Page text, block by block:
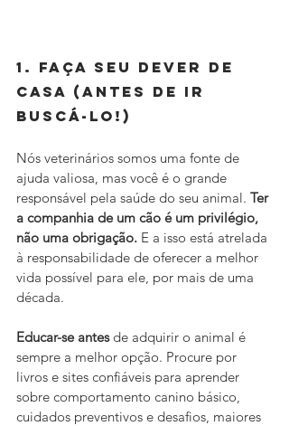
1. Faça seu dever de
casa (antes de ir
buscá-lo!)
Nós veterinários somos uma fonte de
ajuda valiosa, mas você é o grande
responsável pela saúde do seu animal. Ter
a companhia de um cão é um privilégio,
não uma obrigação. E a isso está atrelada
à responsabilidade de oferecer a melhor
vida possível para ele, por mais de uma
década.
Educar-se antes de adquirir o animal é
sempre a melhor opção. Procure por
livros e sites confiáveis para aprender
sobre comportamento canino básico,
cuidados preventivos e desafios, maiores